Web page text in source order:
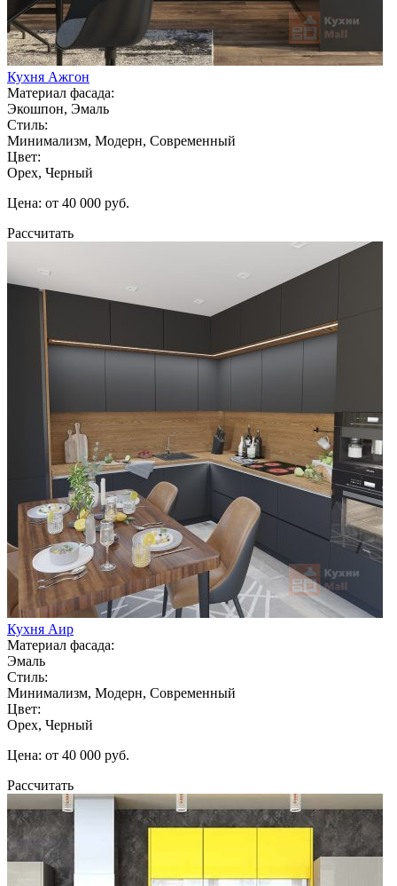
Кухня Ажгон
Материал фасада:
Экошпон, Эмаль
Стиль:
Минимализм, Модерн, Современный
Цвет:
Орех, Черный
Цена: от 40 000 руб.
Рассчитать
Кухня Аир
Материал фасада:
Эмаль
Стиль:
Минимализм, Модерн, Современный
Цвет:
Орех, Черный
Цена: от 40 000 руб.
Рассчитать